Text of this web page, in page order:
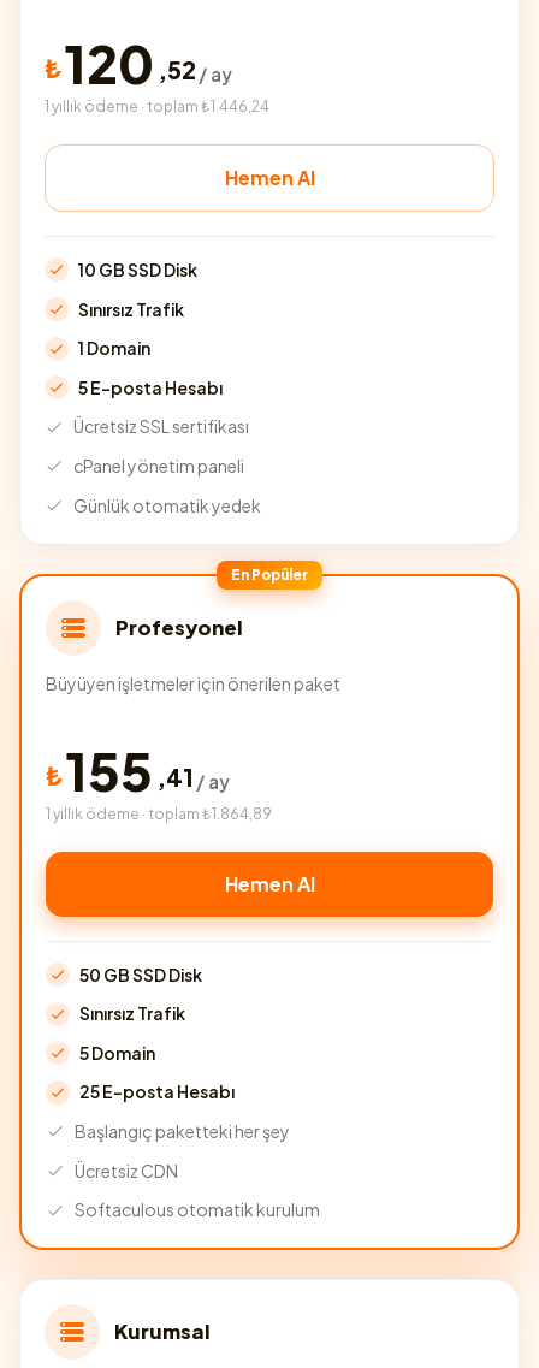
₺120 ,52 / ay
1 yıllık ödeme · toplam ₺1.446,24
Hemen Al
10 GB SSD Disk
Sınırsız Trafik
1 Domain
5 E-posta Hesabı
Ücretsiz SSL sertifikası
cPanel yönetim paneli
Günlük otomatik yedek
En Popüler
Profesyonel
Büyüyen işletmeler için önerilen paket
₺155 ,41 / ay
1 yıllık ödeme · toplam ₺1.864,89
Hemen Al
50 GB SSD Disk
Sınırsız Trafik
5 Domain
25 E-posta Hesabı
Başlangıç paketteki her şey
Ücretsiz CDN
Softaculous otomatik kurulum
Kurumsal